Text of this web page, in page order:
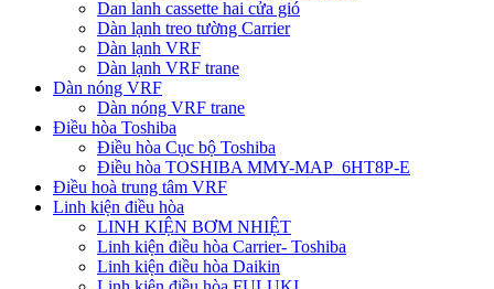
Dan lanh cassette hai cửa gió
Dàn lạnh treo tường Carrier
Dàn lạnh VRF
Dàn lạnh VRF trane
Dàn nóng VRF
Dàn nóng VRF trane
Điều hòa Toshiba
Điều hòa Cục bộ Toshiba
Điều hòa TOSHIBA MMY-MAP_6HT8P-E
Điều hoà trung tâm VRF
Linh kiện điều hòa
LINH KIỆN BƠM NHIỆT
Linh kiện điều hòa Carrier- Toshiba
Linh kiện điều hòa Daikin